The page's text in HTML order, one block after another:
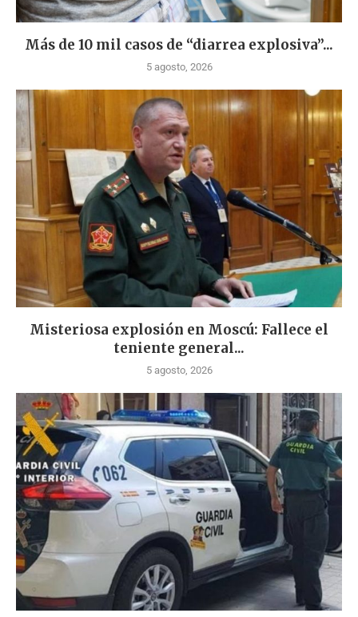
Más de 10 mil casos de “diarrea explosiva”...
5 agosto, 2026
Misteriosa explosión en Moscú: Fallece el
teniente general...
5 agosto, 2026